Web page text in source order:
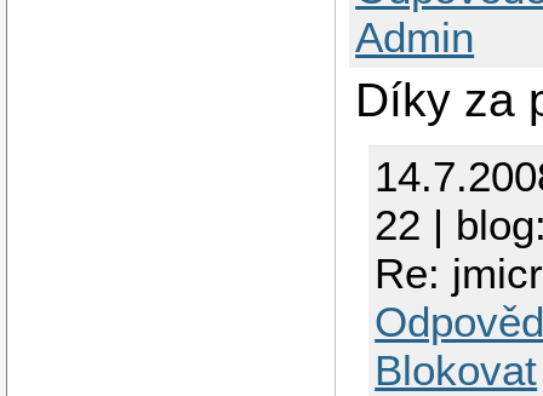
Admin
Díky za
22 |
Re:
Blokovat